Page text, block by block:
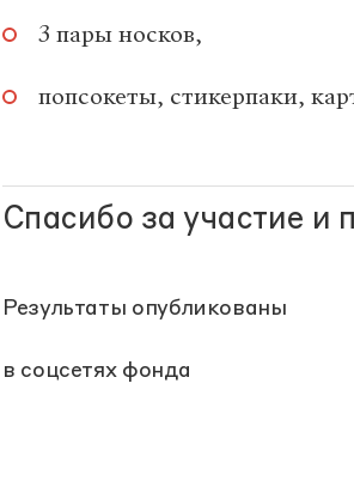
3 пары носков,
попсокеты, стикерпаки,
Спасибо за участие и
Результаты опубликованы
в соцсетях фонда